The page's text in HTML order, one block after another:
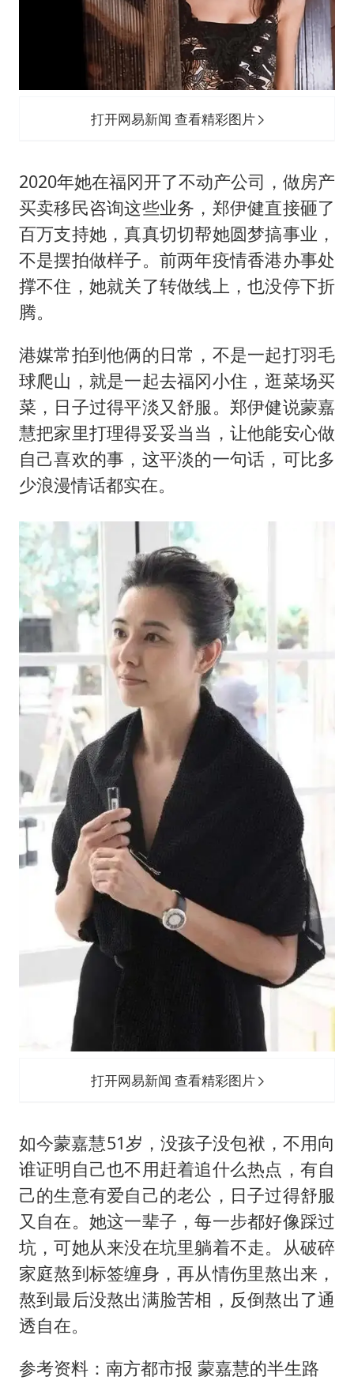
打开网易新闻 查看精彩图片
2020年她在福冈开了不动产公司，做房产
买卖移民咨询这些业务，郑伊健直接砸了
百万支持她，真真切切帮她圆梦搞事业，
不是摆拍做样子。前两年疫情香港办事处
撑不住，她就关了转做线上，也没停下折
腾。
港媒常拍到他俩的日常，不是一起打羽毛
球爬山，就是一起去福冈小住，逛菜场买
菜，日子过得平淡又舒服。郑伊健说蒙嘉
慧把家里打理得妥妥当当，让他能安心做
自己喜欢的事，这平淡的一句话，可比多
少浪漫情话都实在。
打开网易新闻 查看精彩图片
如今蒙嘉慧51岁，没孩子没包袱，不用向
谁证明自己也不用赶着追什么热点，有自
己的生意有爱自己的老公，日子过得舒服
又自在。她这一辈子，每一步都好像踩过
坑，可她从来没在坑里躺着不走。从破碎
家庭熬到标签缠身，再从情伤里熬出来，
熬到最后没熬出满脸苦相，反倒熬出了通
透自在。
参考资料：南方都市报 蒙嘉慧的半生路